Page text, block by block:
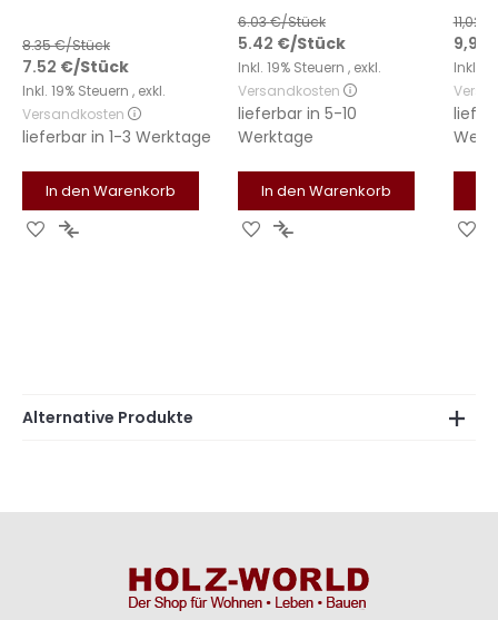
8.35€/Stück
7.52 €/Stück
Inkl. 19% Steuern , exkl.
Versandkosten
lieferbar in 1-3 Werktage
In den Warenkorb
Zur Zur
6.03€/Stück
5.42 €/Stück
Inkl. 19% Steuern , exkl.
Versandkosten
lieferbar in 5-10
Werktage
In den Warenkorb
Zur Zur
11,02 €
9,92
Inkl.
Alternative Produkte